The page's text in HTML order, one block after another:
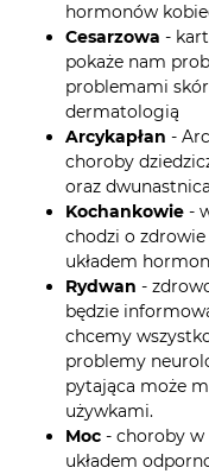
hormonów
Cesarzowa -
pokaże nam
problemami
dermatologią
Arcykapłan -
choroby
oraz
Kochankowie -
chodzi o
układem
Rydwan -
będzie
chcemy
problemy
pytająca może
używkami.
Moc - choroby w
układem